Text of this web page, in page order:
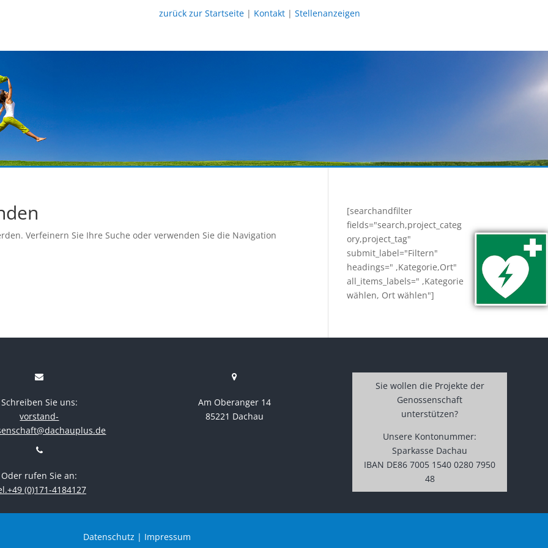
zurück zur Startseite | Kontakt |Stellenanzeigen
Verfeinern Sie Ihre Suche oder verwenden Sie die Navigation
[searchandfilter
fields="search,project_categ
ory,project_tag"
submit_label="Filtern"
headings=" ,Kategorie,Ort"
all_items_labels=" ,Kategorie
wählen, Ort wählen"]
Schreiben Sie uns:
vorstand-
Oder rufen Sie an:
(0)171-4184127
Am Oberanger 14
85221 Dachau
Sie wollen die Projekte der
Genossenschaft
unterstützen?
Unsere Kontonummer:
Sparkasse Dachau
IBAN DE86 7005 1540 0280 7950
48
Datenschutz | Impressum